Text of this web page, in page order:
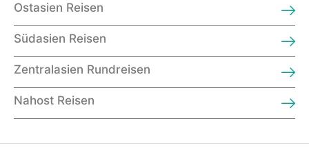
Ostasien Reisen
Südasien Reisen
Zentralasien Rundreisen
Nahost Reisen